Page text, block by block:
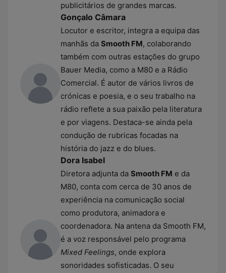
publicitários de grandes marcas.
Gonçalo Câmara
Locutor e escritor, integra a equipa das
manhãs da Smooth FM, colaborando
também com outras estações do grupo
Bauer Media, como a M80 e a Rádio
Comercial. É autor de vários livros de
crónicas e poesia, e o seu trabalho na
rádio reflete a sua paixão pela literatura
e por viagens. Destaca-se ainda pela
condução de rubricas focadas na
história do jazz e do blues.
Dora Isabel
Diretora adjunta da Smooth FM e da
M80, conta com cerca de 30 anos de
experiência na comunicação social
como produtora, animadora e
coordenadora. Na antena da Smooth FM,
é a voz responsável pelo programa
Mixed Feelings, onde explora
sonoridades sofisticadas. O seu